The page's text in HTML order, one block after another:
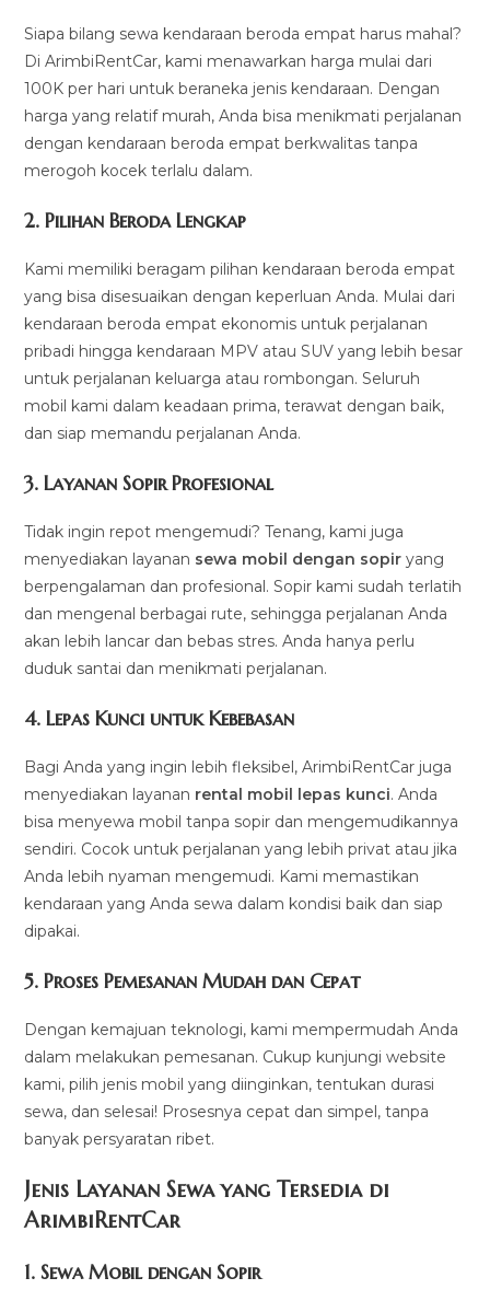
Siapa bilang sewa kendaraan beroda empat harus mahal?
Di ArimbiRentCar, kami menawarkan harga mulai dari
100K per hari untuk beraneka jenis kendaraan. Dengan
harga yang relatif murah, Anda bisa menikmati perjalanan
dengan kendaraan beroda empat berkwalitas tanpa
merogoh kocek terlalu dalam.
2. Pilihan Beroda Lengkap
Kami memiliki beragam pilihan kendaraan beroda empat
yang bisa disesuaikan dengan keperluan Anda. Mulai dari
kendaraan beroda empat ekonomis untuk perjalanan
pribadi hingga kendaraan MPV atau SUV yang lebih besar
untuk perjalanan keluarga atau rombongan. Seluruh
mobil kami dalam keadaan prima, terawat dengan baik,
dan siap memandu perjalanan Anda.
3.Layanan Sopir Profesional
Tidak ingin repot mengemudi? Tenang, kami juga
menyediakan layanan sewa mobil dengan sopir yang
berpengalaman dan profesional. Sopir kami sudah terlatih
dan mengenal berbagai rute, sehingga perjalanan Anda
akan lebih lancar dan bebas stres. Anda hanya perlu
duduk santai dan menikmati perjalanan.
4.Lepas Kunci untuk Kebebasan
Bagi Anda yang ingin lebih fleksibel, ArimbiRentCar juga
menyediakan layanan rental mobil lepas kunci. Anda
bisa menyewa mobil tanpa sopir dan mengemudikannya
sendiri. Cocok untuk perjalanan yang lebih privat atau jika
Anda lebih nyaman mengemudi. Kami memastikan
kendaraan yang Anda sewa dalam kondisi baik dan siap
dipakai.
5.Proses Pemesanan Mudah dan Cepat
Dengan kemajuan teknologi, kami mempermudah Anda
dalam melakukan pemesanan. Cukup kunjungi website
kami, pilih jenis mobil yang diinginkan, tentukan durasi
sewa, dan selesai! Prosesnya cepat dan simpel, tanpa
banyak persyaratan ribet.
Jenis Layanan Sewa yang Tersedia di
ArimbiRentCar
1.Sewa Mobil dengan Sopir